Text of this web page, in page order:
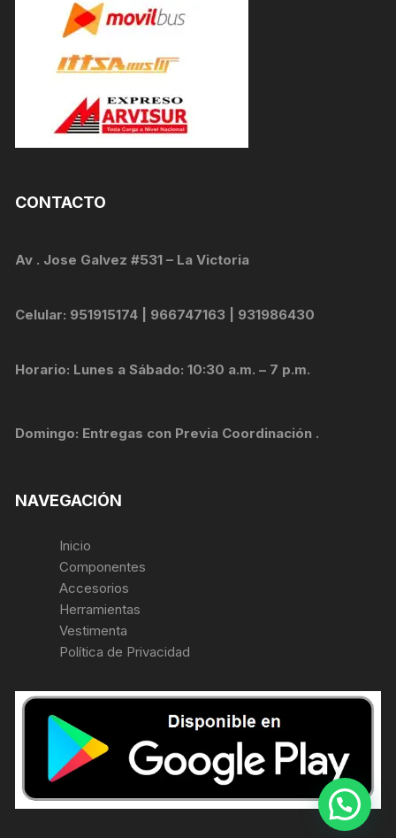
CONTACTO
Av . Jose Galvez #531 – La Victoria
Celular: 951915174 | 966747163 | 931986430
Horario: Lunes a Sábado: 10:30 a.m. – 7 p.m.
Domingo: Entregas con Previa Coordinación .
NAVEGACIÓN
Inicio
Componentes
Accesorios
Herramientas
Vestimenta
Política de Privacidad